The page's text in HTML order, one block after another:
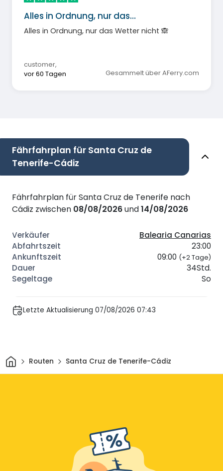
Alles in Ordnung, nur das…
Alles in Ordnung, nur das Wetter nicht 🙈
customer,
vor 60 Tagen
Gesammelt über AFerry.com
Fährfahrplan für Santa Cruz de
Tenerife-Cádiz
Fährfahrplan für Santa Cruz de Tenerife nach
Cádiz zwischen 08/08/2026und14/08/2026
Balearia Canarias
23:00
09:00 (+2 Tage)
34Std.
So
Letzte Aktualisierung 07/08/2026 07:43
HeimRouten Santa Cruz de Tenerife-Cádiz